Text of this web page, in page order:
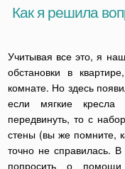
Как я решила
Учитывая все это, я
обстановки в
комнате. Но здесь
если мягкие
передвинуть, то с
стены (вы же помните,
точно не справилась.
попросить о